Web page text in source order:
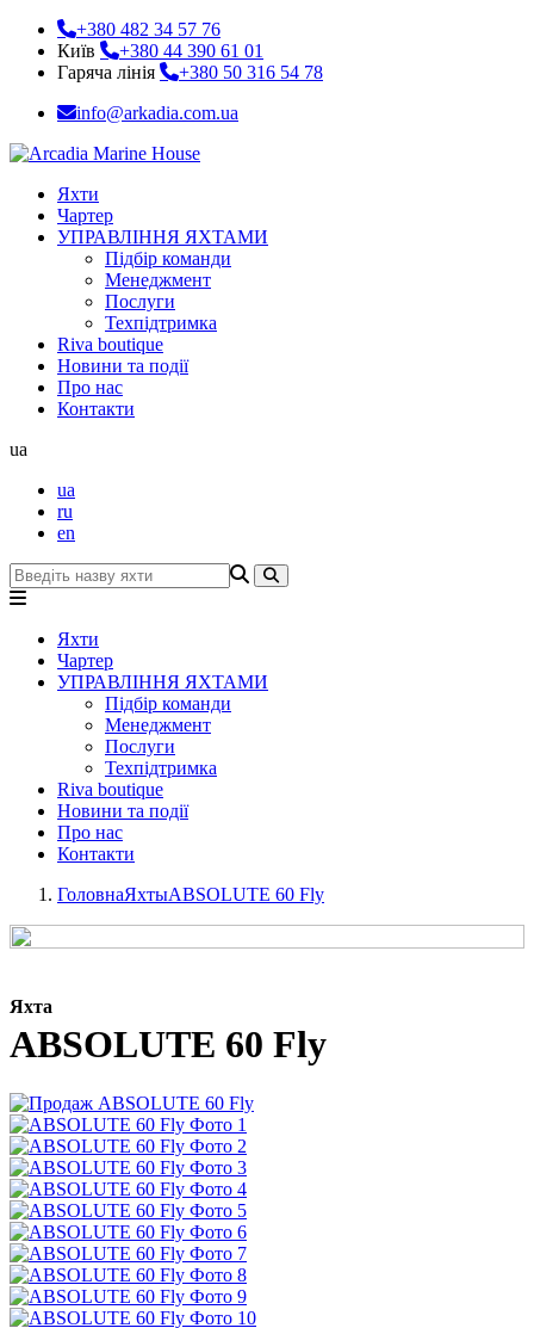
+380 482 34 57 76
Київ
+380 44 390 61 01
Гаряча лінія
+380 50 316 54 78
info@arkadia.com.ua
Яхти
Чартер
УПРАВЛІННЯ ЯХТАМИ
Підбір команди
Менеджмент
Послуги
Техпідтримка
Riva boutique
Новини та події
Про нас
Контакти
ua
ua
ru
en
Яхти
Чартер
УПРАВЛІННЯ ЯХТАМИ
Підбір команди
Менеджмент
Послуги
Техпідтримка
Riva boutique
Новини та події
Про нас
Контакти
ГоловнаЯхтыABSOLUTE 60 Fly
Яхта
ABSOLUTE 60 Fly